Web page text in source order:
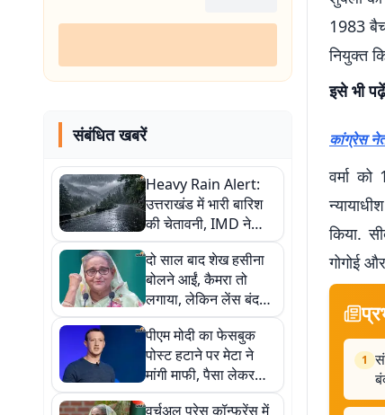
संबंधित खबरें
Heavy Rain Alert:
उत्तराखंड में भारी बारिश
की चेतावनी, IMD ने
जारी किया ऑरेंज अलर्ट
दो साल बाद शेख हसीना
बोलने आईं, कैमरा तो
लगाया, लेकिन लेंस बंद
करके बोलती रहीं, क्यों?
पीएम मोदी का फेसबुक
पोस्ट हटाने पर मेटा ने
मांगी माफी, पैसा लेकर
कंटेंट बूस्ट करने का
वर्चुअल प्रेस कॉन्फ्रेंस में
1983
नियुक्त
इसे भी
कांग्रेस
वर्मा
किया.
गोगोई
1